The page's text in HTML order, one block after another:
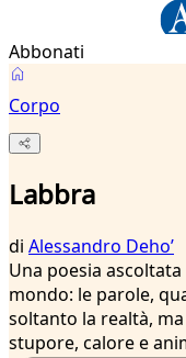
Abbonati
Corpo
Labbra
di Alessandro Dehoʼ
Una poesia
mondo: le parole,
soltanto la realtà,
stupore, calore e